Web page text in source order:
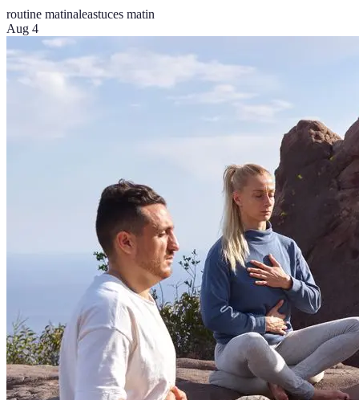
routine matinaleastuces matin
Aug 4